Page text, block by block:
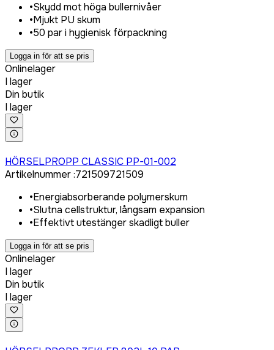
•Skydd mot höga bullernivåer
•Mjukt PU skum
•50 par i hygienisk förpackning
Logga in för att se pris
Onlinelager
I lager
Din butik
I lager
HÖRSELPROPP CLASSIC PP-01-002
Artikelnummer:721509721509
•Energiabsorberande polymerskum
•Slutna cellstruktur, långsam expansion
•Effektivt utestänger skadligt buller
Logga in för att se pris
Onlinelager
I lager
Din butik
I lager